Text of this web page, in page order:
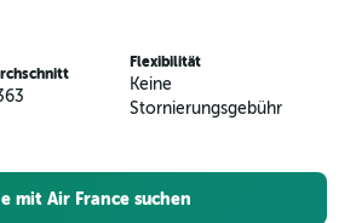
Flexibilität
Keine
Stornierungsgebühr
mit Air France suchen